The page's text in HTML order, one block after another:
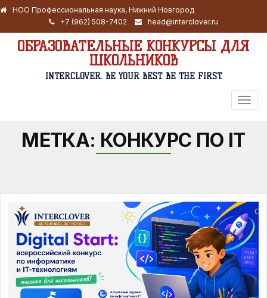
НОО Профессиональная наука, Нижний Новгород
+7 (962) 508-7402
head@interclover.ru
ОБРАЗОВАТЕЛЬНЫЕ КОНКУРСЫ ДЛЯ
ШКОЛЬНИКОВ
INTERCLOVER. BE YOUR BEST. BE THE FIRST.
МЕТКА: КОНКУРС ПО IT